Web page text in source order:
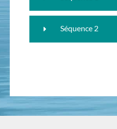
Séquence 2